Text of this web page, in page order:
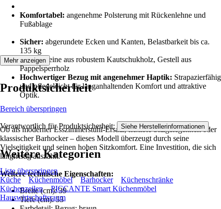
Komfortabel: angenehme Polsterung mit Rückenlehne und
Fußablage
Sicher: abgerundete Ecken und Kanten, Belastbarkeit bis ca.
135 kg
Stabil:Beine aus robustem Kautschukholz, Gestell aus
Pappelsperrholz
Hochwertiger Bezug mit angenehmer Haptik: Strapazierfähig
und pflegeleicht für langanhaltenden Komfort und attraktive
Optik.
Ob als moderner Esszimmerstuhl-Ersatz, flexible Sitzgelegenheit oder
klassischer Barhocker – dieses Modell überzeugt durch seine
Vielseitigkeit und seinen hohen Sitzkomfort. Eine Investition, die sich
langfristig auszahlt.
Weitere technische Eigenschaften:
Breite (cm): 39
Tiefe (cm): 53
Mehr anzeigen
Produktsicherheit
Bereich überspringen
Verantwortlich für Produktsicherheit: Siehe Herstellerinformationen .
Weitere Kategorien
Liste überspringen
Küche
Küchenmöbel Barhocker
Küchenschränke
Küchenzeilen
PICCANTE Smart Küchenmöbel
Hauswirtschaftsraum